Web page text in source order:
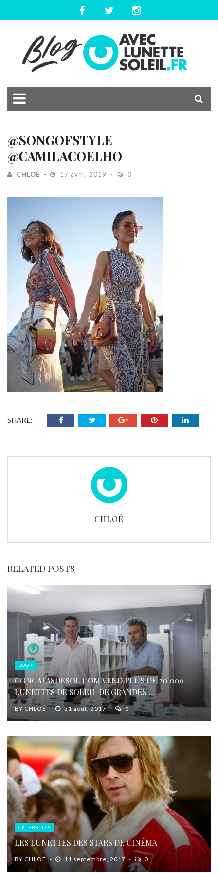
@SONGOFSTYLE
@CAMILACOELHO
CHLOÉ 17 avril, 2019 0
SHARE:
CHLOÉ
RELATED POSTS
LOOK
CONGAFASDESOL.COM VEND PLUS DE 20.000
LUNETTES DE SOLEIL DE GRANDES ...
BY CHLOÉ 31 août, 2017 0
CÉLÉBRITÉS
LES LUNETTES DES STARS DE CINÉMA
BY CHLOÉ 11 septembre, 2017 0